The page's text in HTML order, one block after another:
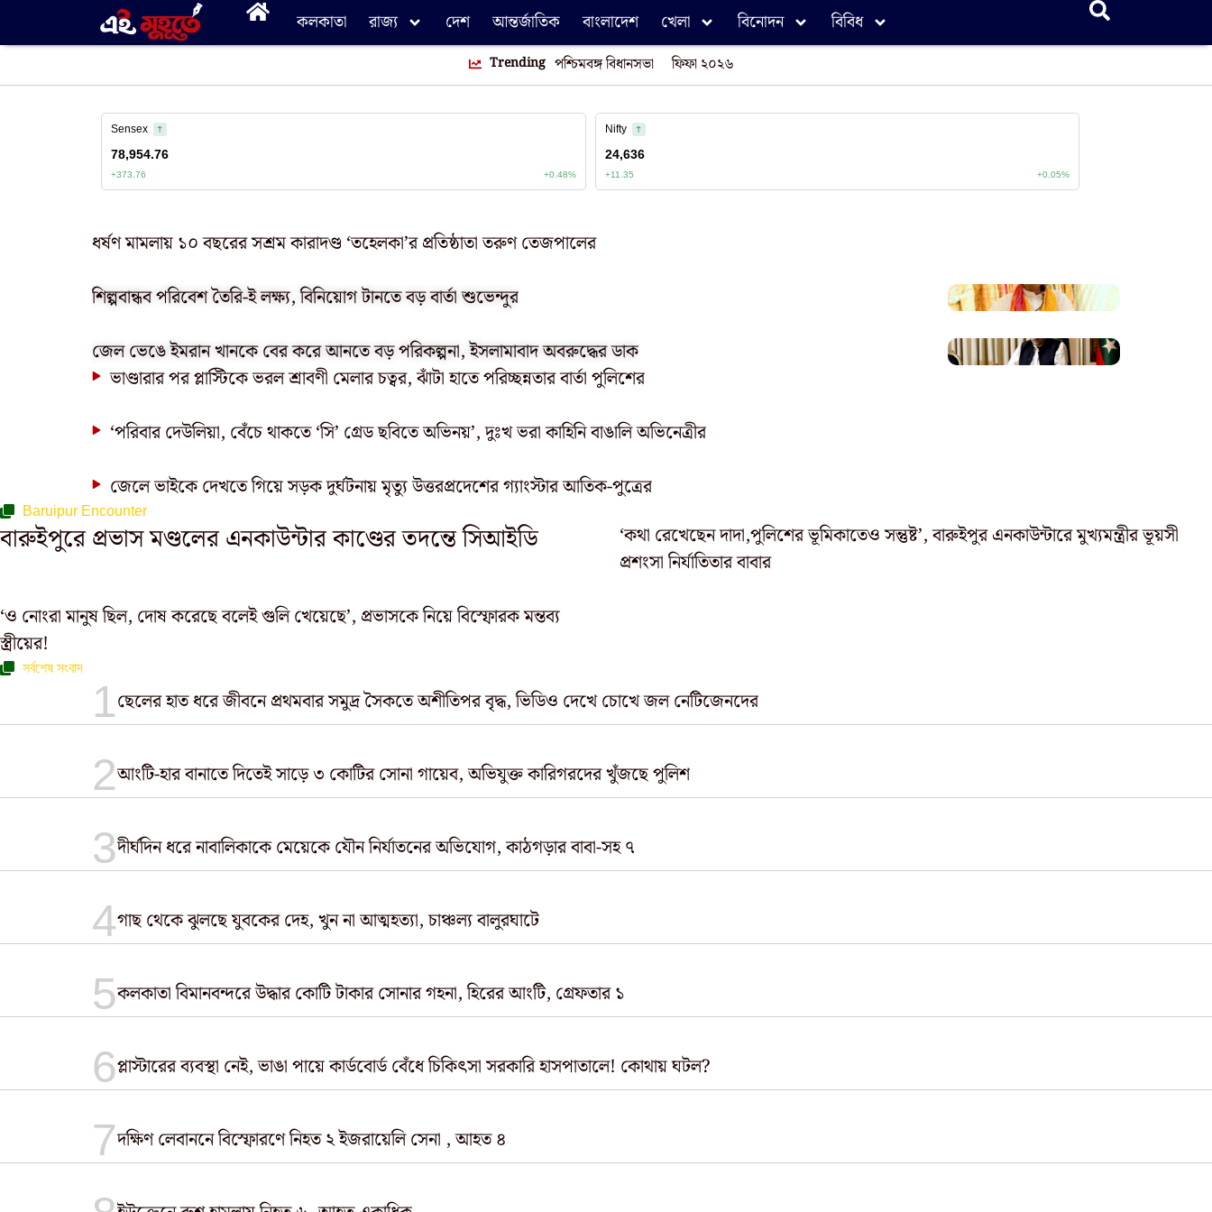
কলকাতা রাজ্য দেশ আন্তর্জাতিক বাংলাদেশ খেলা বিনোদন বিবিধ
Trending পশ্চিমবঙ্গ বিধানসভা ফিফা ২০২৬
ধর্ষণ মামলায় ১০ বছরের সশ্রম কারাদণ্ড ‘তহেলকা’র প্রতিষ্ঠাতা তরুণ তেজপালের
শিল্পবান্ধব পরিবেশ তৈরি-ই লক্ষ্য, বিনিয়োগ টানতে বড় বার্তা শুভেন্দুর
জেল ভেঙে ইমরান খানকে বের করে আনতে বড় পরিকল্পনা, ইসলামাবাদ অবরুদ্ধের ডাক
ভাণ্ডারার পর প্লাস্টিকে ভরল শ্রাবণী মেলার চত্বর, ঝাঁটা হাতে পরিচ্ছন্নতার বার্তা পুলিশের
‘পরিবার দেউলিয়া, বেঁচে থাকতে ‘সি’ গ্রেড ছবিতে অভিনয়’, দুঃখ ভরা কাহিনি বাঙালি অভিনেত্রীর
জেলে ভাইকে দেখতে গিয়ে সড়ক দুর্ঘটনায় মৃত্যু উত্তরপ্রদেশের গ্যাংস্টার আতিক-পুত্রের
Baruipur Encounter
বারুইপুরে প্রভাস মণ্ডলের এনকাউন্টার কাণ্ডের তদন্তে সিআইডি
‘কথা রেখেছেন দাদা,পুলিশের ভূমিকাতেও সন্তুষ্ট’, বারুইপুর এনকাউন্টারে মুখ্যমন্ত্রীর ভূয়সী
প্রশংসা নির্যাতিতার বাবার
‘ও নোংরা মানুষ ছিল, দোষ করেছে বলেই গুলি খেয়েছে’, প্রভাসকে নিয়ে বিস্ফোরক মন্তব্য
স্ত্রীয়ের!
সর্বশেষ সংবাদ
ছেলের হাত ধরে জীবনে প্রথমবার সমুদ্র সৈকতে অশীতিপর বৃদ্ধ, ভিডিও দেখে চোখে জল নেটিজেনদের
আংটি-হার বানাতে দিতেই সাড়ে ৩ কোটির সোনা গায়েব, অভিযুক্ত কারিগরদের খুঁজছে পুলিশ
দীর্ঘদিন ধরে নাবালিকাকে মেয়েকে যৌন নির্যাতনের অভিযোগ, কাঠগড়ার বাবা-সহ ৭
গাছ থেকে ঝুলছে যুবকের দেহ, খুন না আত্মহত্যা, চাঞ্চল্য বালুরঘাটে
কলকাতা বিমানবন্দরে উদ্ধার কোটি টাকার সোনার গহনা, হিরের আংটি, গ্রেফতার ১
প্লাস্টারের ব্যবস্থা নেই, ভাঙা পায়ে কার্ডবোর্ড বেঁধে চিকিৎসা সরকারি হাসপাতালে! কোথায় ঘটল?
দক্ষিণ লেবাননে বিস্ফোরণে নিহত ২ ইজরায়েলি সেনা , আহত ৪